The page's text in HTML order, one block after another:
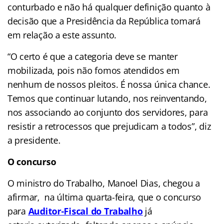
conturbado e não há qualquer definição quanto à
decisão que a Presidência da República tomará
em relação a este assunto.
“O certo é que a categoria deve se manter
mobilizada, pois não fomos atendidos em
nenhum de nossos pleitos. É nossa única chance.
Temos que continuar lutando, nos reinventando,
nos associando ao conjunto dos servidores, para
resistir a retrocessos que prejudicam a todos”, diz
a presidente.
O concurso
O ministro do Trabalho, Manoel Dias, chegou a
afirmar, na última quarta-feira, que o concurso
para Auditor-Fiscal do Trabalhojá